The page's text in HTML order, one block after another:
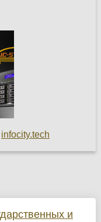
infocity.tech
и